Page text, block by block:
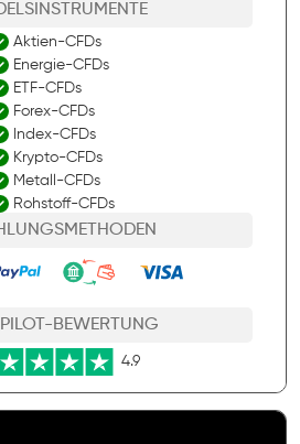
Aktien-CFDs
Energie-CFDs
ETF-CFDs
Forex-CFDs
Index-CFDs
Krypto-CFDs
Metall-CFDs
Rohstoff-CFDs
BEWERTUNG
4.9